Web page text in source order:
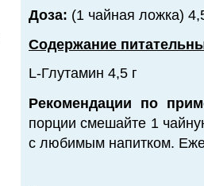
Доза: (1 чайная ложка)
Содержание
L-Глутамин 4,5 г
Рекомендации по
порции смешайте 1
с любимым напитком.